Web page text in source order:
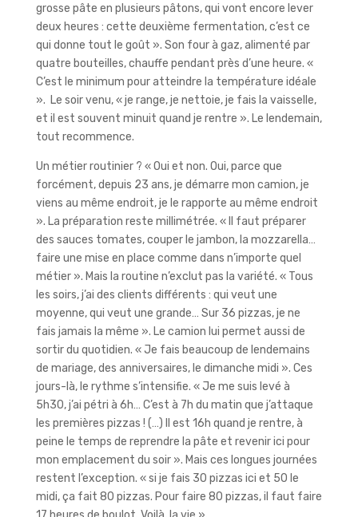
grosse pâte en plusieurs pâtons, qui vont encore lever
deux heures : cette deuxième fermentation, c’est ce
qui donne tout le goût ». Son four à gaz, alimenté par
quatre bouteilles, chauffe pendant près d’une heure. «
C’est le minimum pour atteindre la température idéale
». Le soir venu, « je range, je nettoie, je fais la vaisselle,
et il est souvent minuit quand je rentre ». Le lendemain,
tout recommence.
Un métier routinier ? « Oui et non. Oui, parce que
forcément, depuis 23 ans, je démarre mon camion, je
viens au même endroit, je le rapporte au même endroit
». La préparation reste millimétrée. « Il faut préparer
des sauces tomates, couper le jambon, la mozzarella…
faire une mise en place comme dans n’importe quel
métier ». Mais la routine n’exclut pas la variété. « Tous
les soirs, j’ai des clients différents : qui veut une
moyenne, qui veut une grande… Sur 36 pizzas, je ne
fais jamais la même ». Le camion lui permet aussi de
sortir du quotidien. « Je fais beaucoup de lendemains
de mariage, des anniversaires, le dimanche midi ». Ces
jours-là, le rythme s’intensifie. « Je me suis levé à
5h30, j’ai pétri à 6h… C’est à 7h du matin que j’attaque
les premières pizzas ! (…) Il est 16h quand je rentre, à
peine le temps de reprendre la pâte et revenir ici pour
mon emplacement du soir ». Mais ces longues journées
restent l’exception. « si je fais 30 pizzas ici et 50 le
midi, ça fait 80 pizzas. Pour faire 80 pizzas, il faut faire